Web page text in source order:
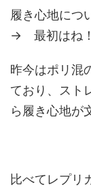
履き心地につ
→ 最初はね！
昨今はポリ混
ており、スト
ら履き心地が
比べてレプリ